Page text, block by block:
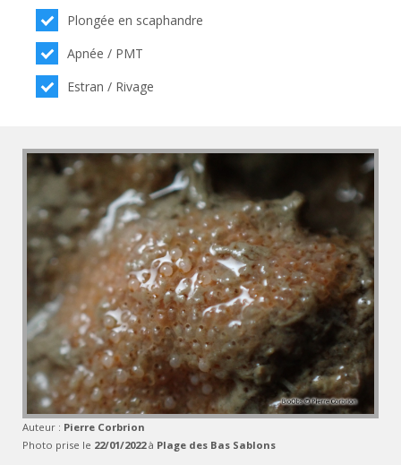
Plongée en scaphandre
Apnée / PMT
Estran / Rivage
Auteur : Pierre Corbrion
Photo prise le 22/01/2022à Plage des Bas Sablons